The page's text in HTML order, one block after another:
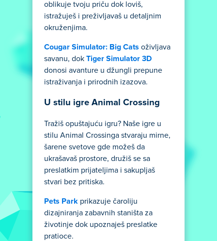
oblikuje tvoju priču dok loviš,
istražuješ i preživljavaš u detaljnim
okruženjima.
Cougar Simulator: Big Cats oživljava
savanu, dok Tiger Simulator 3D
donosi avanture u džungli prepune
istraživanja i prirodnih izazova.
U stilu igre Animal Crossing
Tražiš opuštajuću igru? Naše igre u
stilu Animal Crossinga stvaraju mirne,
šarene svetove gde možeš da
ukrašavaš prostore, družiš se sa
preslatkim prijateljima i sakupljaš
stvari bez pritiska.
Pets Park prikazuje čaroliju
dizajniranja zabavnih staništa za
životinje dok upoznaješ preslatke
pratioce.